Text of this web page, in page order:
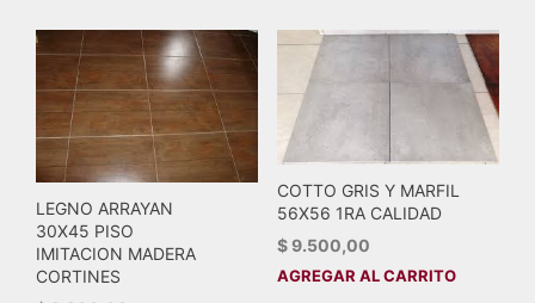
LEGNO ARRAYAN
30X45 PISO
IMITACION MADERA
CORTINES
COTTO GRIS Y MARFIL
56X56 1RA CALIDAD
$9.500,00
AGREGAR AL CARRITO